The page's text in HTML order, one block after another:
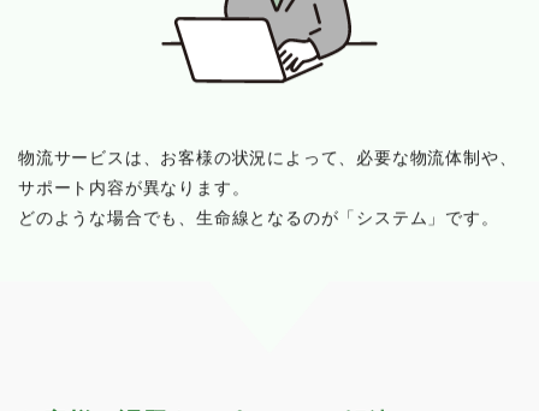
物流サービスは、お客様の状況によって、必要な物流体制や、
サポート内容が異なります。